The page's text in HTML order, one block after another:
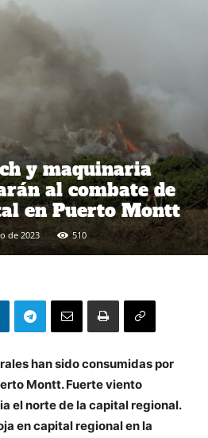
y maquinaria
al combate de
en Puerto Montt
de 2023 510
han sido consumidas por
Montt. Fuerte viento
el norte de la capital regional.
en capital regional en la